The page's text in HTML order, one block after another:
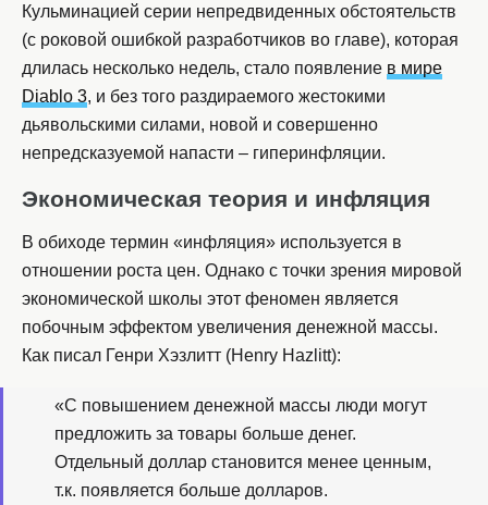
Кульминацией серии непредвиденных обстоятельств
(с роковой ошибкой разработчиков во главе), которая
длилась несколько недель, стало появление в мире
Diablo 3, и без того раздираемого жестокими
дьявольскими силами, новой и совершенно
непредсказуемой напасти – гиперинфляции.
Экономическая теория и инфляция
В обиходе термин «инфляция» используется в
отношении роста цен. Однако с точки зрения мировой
экономической школы этот феномен является
побочным эффектом увеличения денежной массы.
Как писал Генри Хэзлитт (Henry Hazlitt):
«С повышением денежной массы люди могут
предложить за товары больше денег.
Отдельный доллар становится менее ценным,
т.к. появляется больше долларов.